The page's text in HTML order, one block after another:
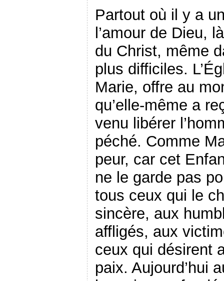
Partout où il y a
l’amour de Dieu,
du Christ, même
plus difficiles.
Marie, offre au
qu’elle-même a
venu libérer
péché. Comme
peur, car cet
ne le garde pas
tous ceux qui le
sincère, aux
affligés, aux
ceux qui désirent
paix. Aujourd’hui